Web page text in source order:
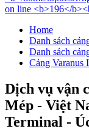
Home
Danh sách
Danh sách
Cảng Varanus
Dịch vụ vận
Mép - Việt
Terminal -